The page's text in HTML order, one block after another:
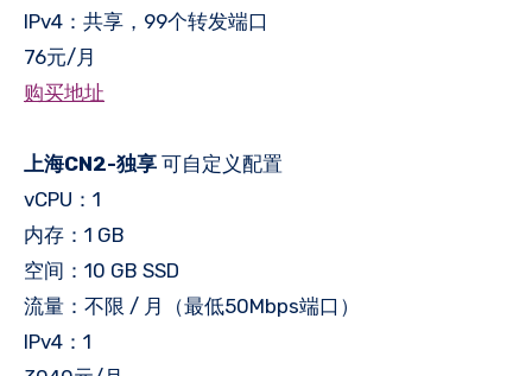
IPv4：共享，99个转发端口
76元/月
购买地址
上海CN2-独享 可自定义配置
vCPU：1
内存：1 GB
空间：10 GB SSD
流量：不限 / 月（最低50Mbps端口）
IPv4：1